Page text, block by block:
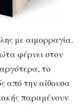
με αιμορραγία.
φέρνει στον
το
από την αίθουσα
παραμένουν